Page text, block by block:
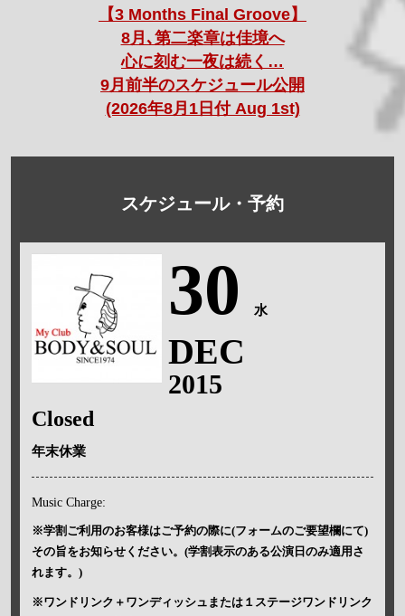
【3 Months Final Groove】
8月､第二楽章は佳境へ
心に刻む一夜は続く…
9月前半のスケジュール公開
(2026年8月1日付 Aug 1st)
スケジュール・予約
30 水
DEC
2015
Closed
年末休業
Music Charge:
※学割ご利用のお客様はご予約の際に(フォームのご要望欄にて)
その旨をお知らせください。(学割表示のある公演日のみ適用さ
れます。)
※ワンドリンク＋ワンディッシュまたは１ステージワンドリンク